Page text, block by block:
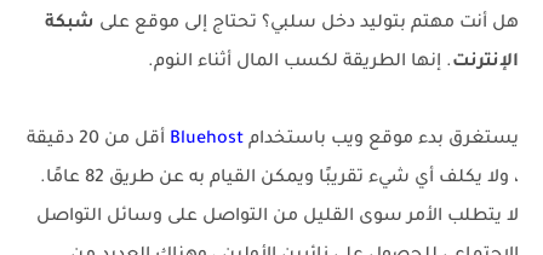
هل أنت مهتم بتوليد دخل سلبي؟ تحتاج إلى موقع على شبكة
الإنترنت. إنها الطريقة لكسب المال أثناء النوم.
يستغرق بدء موقع ويب باستخدام Bluehost
أقل من 20 دقيقة
، ولا يكلف أي شيء تقريبًا ويمكن القيام به عن طريق 82 عامًا.
لا يتطلب الأمر سوى القليل من التواصل على وسائل التواصل